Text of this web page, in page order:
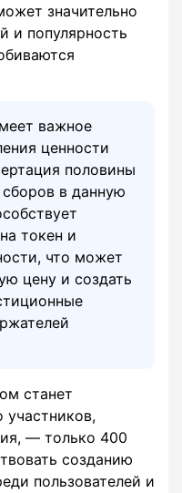
значительно
и популярность
важное
ценности
половины
в данную
токен и
что может
цену и создать
станет
участников,
— только 400
созданию
пользователей и